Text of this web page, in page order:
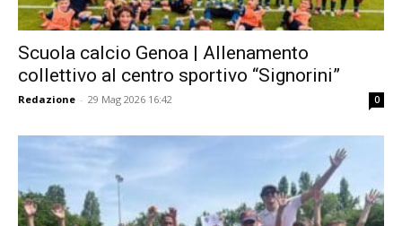
Scuola calcio Genoa | Allenamento
collettivo al centro sportivo “Signorini”
Redazione - 29 Mag 2026 16:42 0